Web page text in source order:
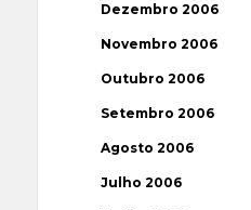
Dezembro 2006
Novembro 2006
Outubro 2006
Setembro 2006
Agosto 2006
Julho 2006